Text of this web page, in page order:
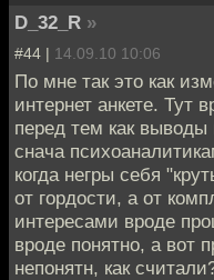
D_32_R »
#44 | 14.09.10 10:06
По мне так это как
интернет анкете. Тут
перед тем как выводы
снача
когда негры себя
от гордости, а от
интересами вроде
вроде понятно, а вот
непонятн, как